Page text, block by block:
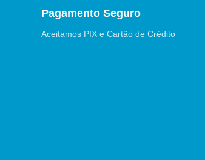
Pagamento Seguro
Aceitamos PIX e Cartão de Crédito